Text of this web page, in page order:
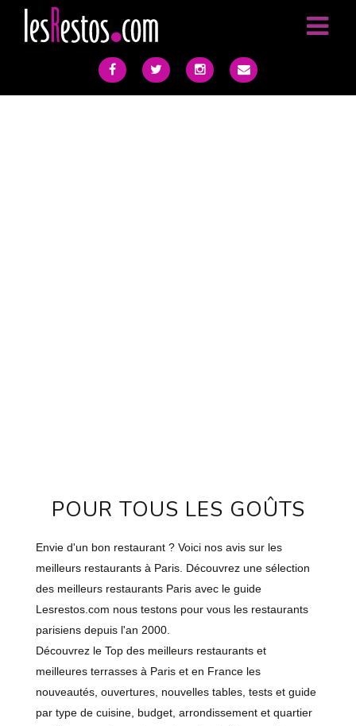
POUR TOUS LES GOÛTS
Envie d'un bon restaurant ? Voici nos avis sur les
meilleurs restaurants à Paris. Découvrez une sélection
des meilleurs restaurants Paris avec le guide
Lesrestos.com nous testons pour vous les restaurants
parisiens depuis l'an 2000.
Découvrez le Top des meilleurs restaurants et
meilleures terrasses à Paris et en France les
nouveautés, ouvertures, nouvelles tables, tests et guide
par type de cuisine, budget, arrondissement et quartier